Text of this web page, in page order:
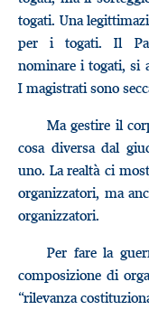
togati. Una
per i togati. Il
nominare i togati, si
I magistrati sono
Ma gestire il
cosa diversa dal
uno. La realtà ci
organizzatori, ma
organizzatori.
Per fare la
composizione di
“rilevanza